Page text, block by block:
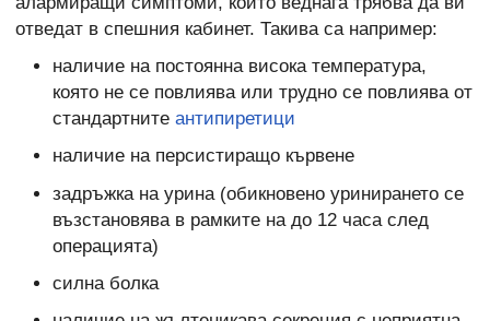
отведат в спешния кабинет. Такива са например:
наличие на постоянна висока температура,
която не се повлиява или трудно се повлиява от
стандартните антипиретици
наличие на персистиращо кървене
задръжка на урина (обикновено уринирането се
възстановява в рамките на до 12 часа след
операцията)
силна болка